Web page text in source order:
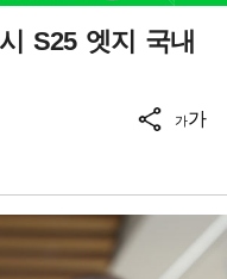
S25 엣지 국내
가가